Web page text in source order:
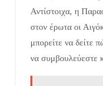
Αντίστοιχα, η
στον έρωτα οι
μπορείτε να δείτε
να συμβουλεύεστε